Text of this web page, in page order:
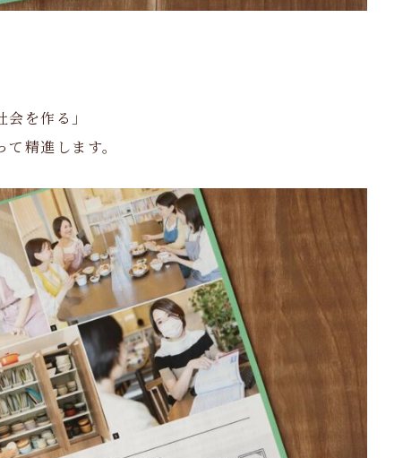
を作る」
精進します。